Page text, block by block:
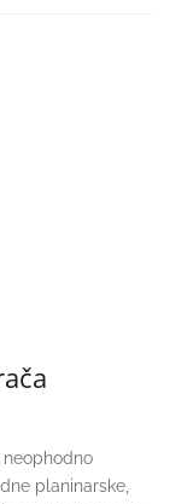
neophodno
planinarske,